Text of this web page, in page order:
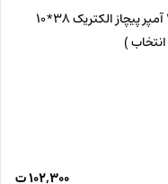
فیوز سیلندری 1 تا 32 آمپر پیچاز الکتریک 38*10
۱۰۲,۳۰۰ت